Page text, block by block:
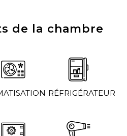
de la chambre
RÉFRIGÉRATEUR